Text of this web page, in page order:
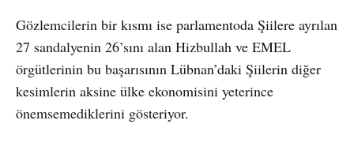
Gözlemcilerin bir kısmı ise parlamentoda Şiilere ayrılan
27 sandalyenin 26’sını alan Hizbullah ve EMEL
örgütlerinin bu başarısının Lübnan’daki Şiilerin diğer
kesimlerin aksine ülke ekonomisini yeterince
önemsemediklerini gösteriyor.